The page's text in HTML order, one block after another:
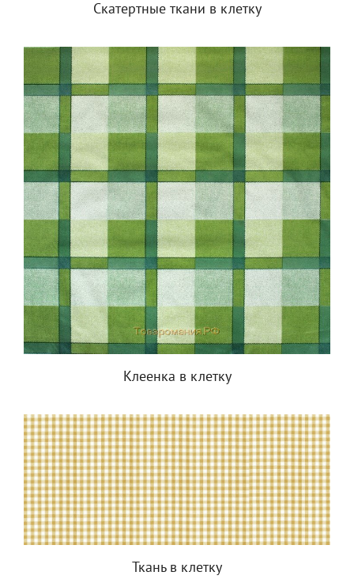
Скатертные ткани в клетку
Клеенка в клетку
Ткань в клетку